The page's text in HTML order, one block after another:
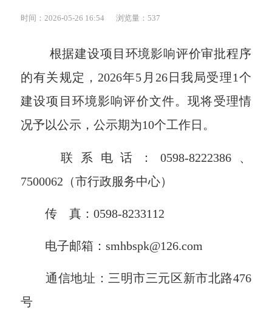
时间：2026-05-26 16:54 浏览量：537
根据建设项目环境影响评价审批程序
的有关规定，2026年5 月 26日我局受理1个
建设项目环境影响评价文件。现将受理情
况予以公示，公示期为10个工作日。
联系电话： 0598-8222386、
7500062 （市行政服务中心）
传 真：0598-8233112
电子邮箱：smhbspk@126.com
通信地址：三明市三元区新市北路476
号